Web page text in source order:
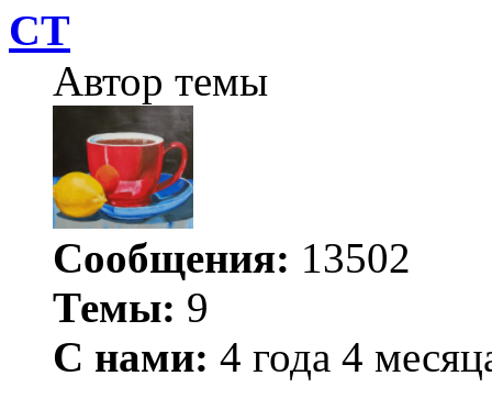
СТ
Автор темы
Сообщения: 13502
Темы: 9
С нами: 4 года 4